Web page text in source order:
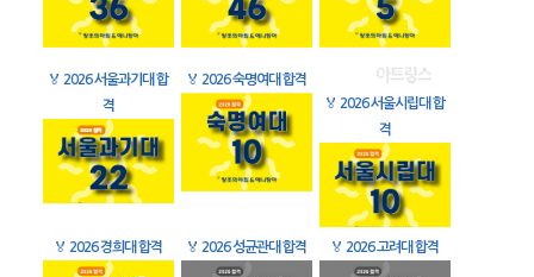
🏅 2026 서울과기대 합
격
🏅 2026 숙명여대 합격
🏅 2026 서울시립대 합
격
🏅 2026 경희대 합격 🏅 2026 성균관대 합격 🏅 2026 고려대 합격